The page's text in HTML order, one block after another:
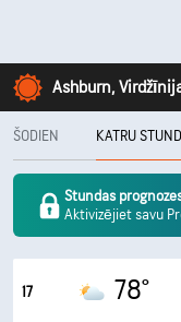
Ashburn,
ŠODIEN KATRU
Stundas
Aktivizējiet savu
17 78°